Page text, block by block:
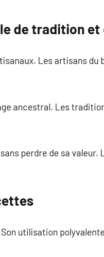
de tradition
Les artisans
ancestral. Les
perdre de sa valeur.
Son utilisation